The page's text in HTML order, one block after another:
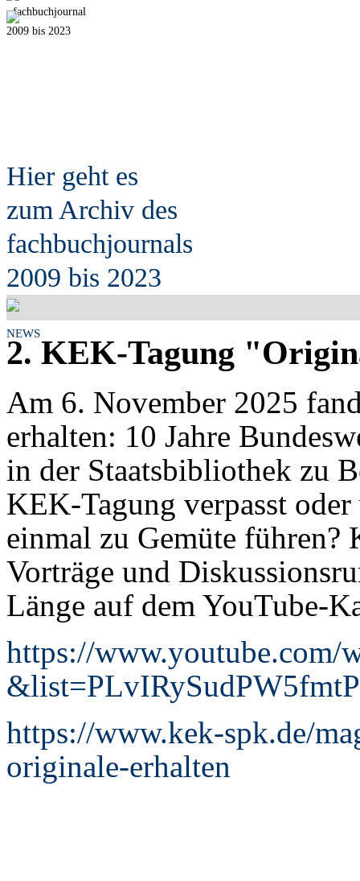
fachbuchjournal
2009 bis 2023
Hier geht es
zum Archiv des
fachbuchjournals
2009 bis 2023
NEWS
2. KEK-Tagung
Am 6. November 2025
erhalten: 10 Jahre
in der Staatsbibliothek zu
KEK-Tagung verpasst
einmal zu Gemüte führen?
Vorträge und
Länge auf dem YouTube-
https://www.youtube.com/
https://www.kek-spk.de/
originale-erhalten